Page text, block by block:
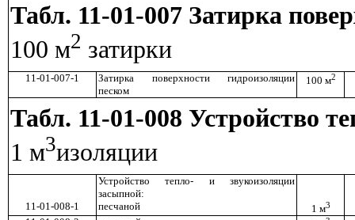
Табл. 11-01-007 Затирка
100 м2 затирки
11-01-007-1
Затирка поверхности гидроизоляции
песком
100 м2
Табл. 11-01-008 Устройство
1 м3изоляции
Устройство тепло- и звукоизоляции
засыпной:
11-01-008-1
песчаной 1 м3